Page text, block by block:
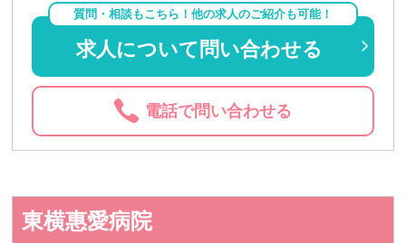
質問・相談もこちら！他の求人のご紹介も可能！
求人について問い合わせる
電話で問い合わせる
東横惠愛病院